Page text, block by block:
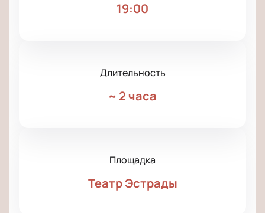
19:00
Длительность
~ 2 часа
Площадка
Театр Эстрады